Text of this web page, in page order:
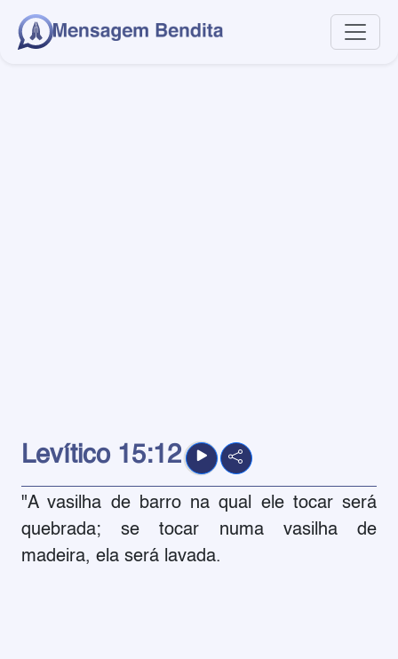
Levítico15:12
"A vasilha de barro na qual ele tocar será
quebrada; se tocar numa vasilha de
madeira, ela será lavada.